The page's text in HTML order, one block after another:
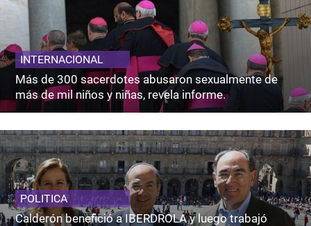
INTERNACIONAL
Más de 300 sacerdotes abusaron sexualmente de
más de mil niños y niñas, revela informe.
POLITICA
Calderón benefició a IBERDROLA y luego trabajó